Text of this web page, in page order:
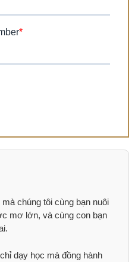
chúng tôi cùng bạn nuôi
mơ lớn, và cùng con bạn
dạy học mà đồng hành